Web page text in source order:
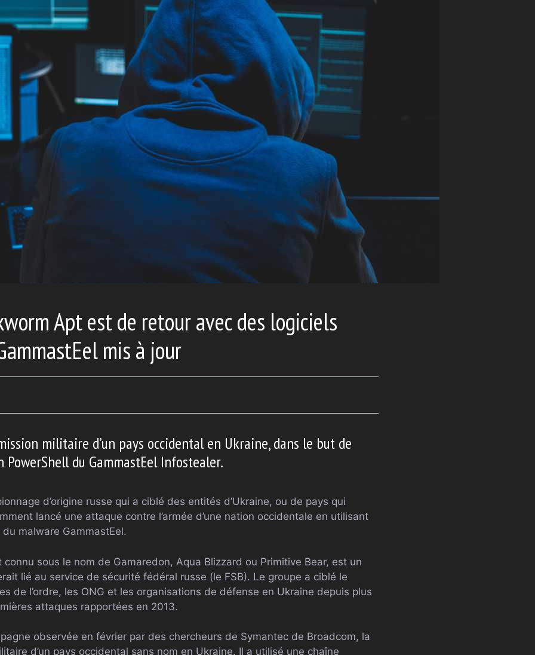
Apt est de retour avec des logiciels
mis à jour
militaire d’un pays occidental en Ukraine, dans le but de
du GammastEel Infostealer.
d’origine russe qui a ciblé des entités d’Ukraine, ou de pays qui
lancé une attaque contre l’armée d’une nation occidentale en utilisant
malware GammastEel.
sous le nom de Gamaredon, Aqua Blizzard ou Primitive Bear, est un
lié au service de sécurité fédéral russe (le FSB). Le groupe a ciblé le
de l’ordre, les ONG et les organisations de défense en Ukraine depuis plus
attaques rapportées en 2013.
observée en février par des chercheurs de Symantec de Broadcom, la
d’un pays occidental sans nom en Ukraine. Il a utilisé une chaîne